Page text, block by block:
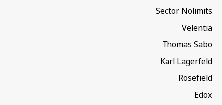
Sector Nolimits
Velentia
Thomas Sabo
Karl Lagerfeld
Rosefield
Edox